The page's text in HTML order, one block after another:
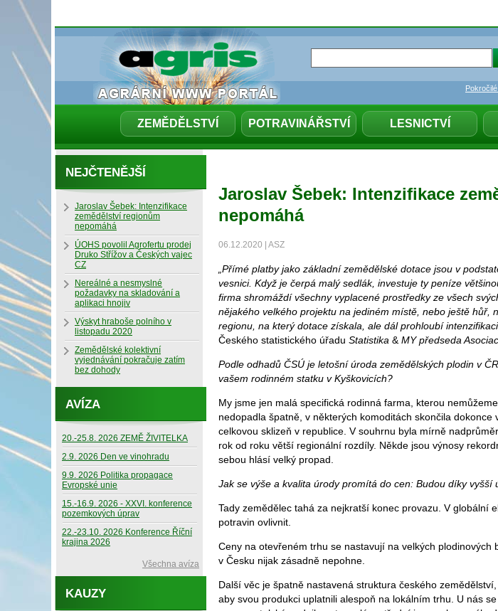
ZEMĚDĚLSTVÍ POTRAVINÁŘSTVÍ LESNICTVÍ
Jaroslav Šebek: Intenzifikace
nepomáhá
06.12.2020 | ASZ
„Přímé platby jako základní zemědělské dotace jsou v
vesnici. Když je čerpá malý sedlák, investuje ty peníze
firma shromáždí všechny vyplacené prostředky ze všech
nějakého velkého projektu na jediném místě, nebo ještě hůř,
regionu, na který dotace získala, ale dál prohloubí
Českého statistického úřadu Statistika & MY předseda
Podle odhadů ČSÚ je letošní úroda zemědělských plodin v
vašem rodinném statku v Kyškovicích?
My jsme jen malá specifická rodinná farma, kterou
nedopadla špatně, v některých komoditách skončila
celkovou sklizeň v republice. V souhrnu byla mírně
rok od roku větší regionální rozdíly. Někde jsou výnosy
sebou hlásí velký propad.
Jak se výše a kvalita úrody promítá do cen: Budou díky vyšší
Tady zemědělec tahá za nejkratší konec provazu. V globální
potravin ovlivnit.
Ceny na otevřeném trhu se nastavují na velkých
v Česku nijak zásadně nepohne.
Další věc je špatně nastavená struktura českého
aby svou produkci uplatnili alespoň na lokálním trhu. U nás
NEJČTENĚJŠÍ
Jaroslav Šebek: Intenzifikace
zemědělství regionům
nepomáhá
ÚOHS povolil Agrofertu prodej
Druko Střížov a Českých vajec
CZ
Nereálné a nesmyslné
požadavky na skladování a
aplikaci hnojiv
Výskyt hraboše polního v
listopadu 2020
Zemědělské kolektivní
vyjednávání pokračuje zatím
bez dohody
AVÍZA
20.-25.8. 2026 ZEMĚ ŽIVITELKA
2.9. 2026 Den ve vinohradu
9.9. 2026 Politika propagace
Evropské unie
15.-16.9. 2026 - XXVI. konference
pozemkových úprav
22.-23.10. 2026 Konference Říční
krajina 2026
Všechna avíza
KAUZY